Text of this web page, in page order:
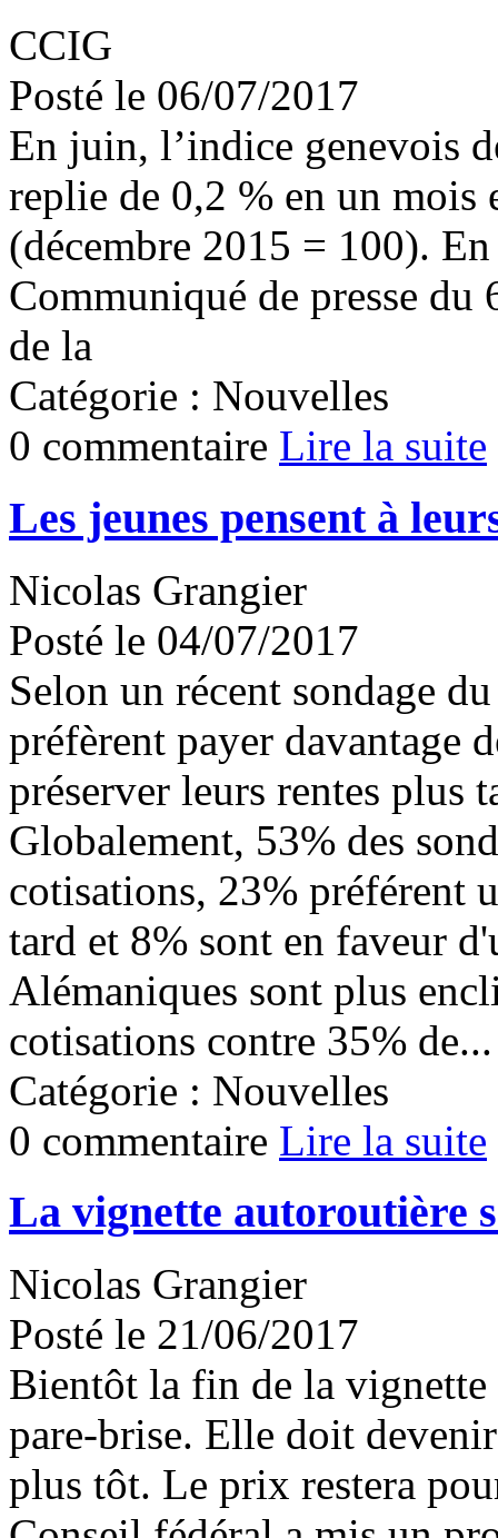
CCIG
Posté le 06/07/2017
En juin, l’indice genevois
replie de 0,2 % en un mois
(décembre 2015 = 100).
Communiqué de presse
de la
Catégorie : Nouvelles
0 commentaire Lire la suite
Les jeunes pensent à
Nicolas Grangier
Posté le 04/07/2017
Selon un récent sondage
préfèrent payer davantage
préserver leurs rentes plus
Globalement, 53% des
cotisations, 23% préférent
tard et 8% sont en faveur
Alémaniques sont plus
cotisations contre 35% de...
Catégorie : Nouvelles
0 commentaire Lire la suite
La vignette autoroutière
Nicolas Grangier
Posté le 21/06/2017
Bientôt la fin de la
pare-brise. Elle doit
plus tôt. Le prix restera